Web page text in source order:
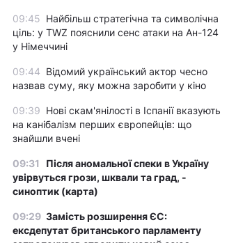
09:45 Найбільш стратегічна та символічна
ціль: у TWZ пояснили сенс атаки на Ан-124
у Німеччині
09:44 Відомий український актор чесно
назвав суму, яку можна заробити у кіно
09:39 Нові скам'янілості в Іспанії вказують
на канібалізм перших європейців: що
знайшли вчені
09:31
Після аномальної спеки в Україну
увірвуться грози, шквали та град, -
синоптик (карта)
09:29 Замість розширення ЄС:
ексдепутат британського парламенту